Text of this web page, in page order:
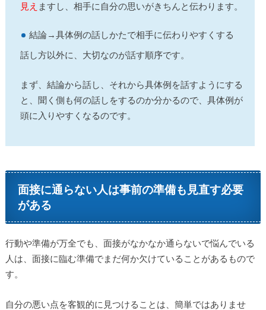
見え ますし、相手に自分の思いがきちんと伝わります。
結論→具体例の話しかたで相手に伝わりやすくする
話し方以外に、大切なのが話す順序です。
まず、結論から話し、それから具体例を話すようにする
と、聞く側も何の話しをするのか分かるので、具体例が
頭に入りやすくなるのです。
面接に通らない人は事前の準備も見直す必要
がある
行動や準備が万全でも、面接がなかなか通らないで悩んでいる
人は、面接に臨む準備でまだ何か欠けていることがあるもので
す。
自分の悪い点を客観的に見つけることは、簡単ではありませ